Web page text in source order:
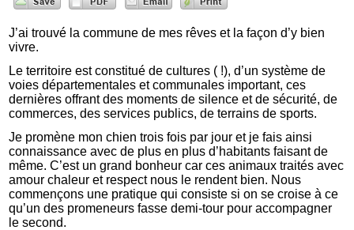
J’ai trouvé la commune de mes rêves et la façon d’y bien
vivre.
Le territoire est constitué de cultures ( !), d’un système de
voies départementales et communales important, ces
dernières offrant des moments de silence et de sécurité, de
commerces, des services publics, de terrains de sports.
Je promène mon chien trois fois par jour et je fais ainsi
connaissance avec de plus en plus d’habitants faisant de
même. C’est un grand bonheur car ces animaux traités avec
amour chaleur et respect nous le rendent bien. Nous
commençons une pratique qui consiste si on se croise à ce
qu’un des promeneurs fasse demi-tour pour accompagner
le second.